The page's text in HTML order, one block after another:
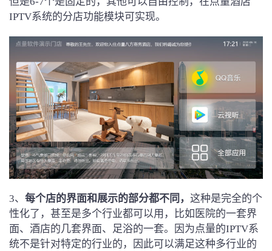
IPTV系统的分店功能模块可实现。
3、 每个店的界面和展示的部分都不同， 这种是完全的个
性化了，甚至是多个行业都可以用，比如医院的一套界
面、酒店的几套界面、足浴的一套。因为点量的IPTV系
统不是针对特定的行业的，因此可以满足这种多行业的